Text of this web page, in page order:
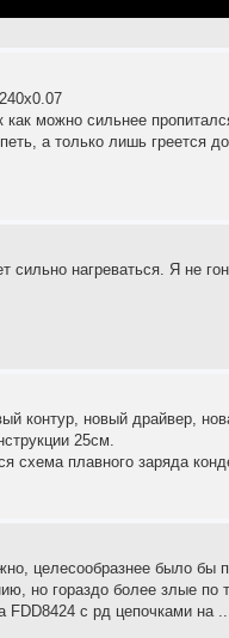
можно сильнее
а только лишь греется
сильно нагреваться. Я не
контур, новый драйвер,
25см.
схема плавного заряда
целесообразнее было бы
но гораздо более злые по
FDD8424 с рд цепочками на